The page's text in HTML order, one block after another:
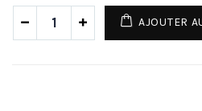
AJOUTER